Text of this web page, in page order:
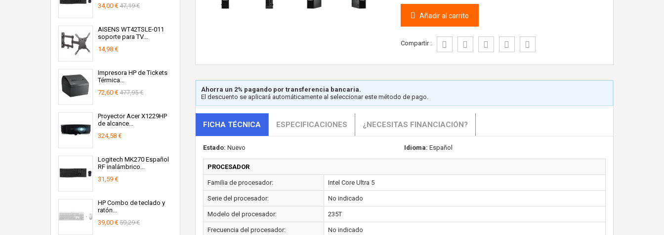
34,00 € 47,19 €
AISENS WT42TSLE-011
soporte para TV...
14,98 €
Impresora HP de Tickets
Térmica...
72,60 € 477,95 €
Proyector Acer X1229HP
de alcance...
324,58 €
Logitech MK270 Español
RF inalámbrico...
31,59 €
HP Combo de teclado y
ratón...
39,00 € 59,29 €
Añadir al carrito
Compartir :
Ahorra un 2% pagando por transferencia bancaria.
El descuento se aplicará automáticamente al seleccionar este método de pago.
FICHA TÉCNICA ESPECIFICACIONES ¿NECESITAS FINANCIACIÓN?
Estado: Nuevo Idioma: Español
PROCESADOR
Familia de procesador: Intel Core Ultra 5
Serie del procesador: No indicado
Modelo del procesador: 235T
Frecuencia del procesador: No indicado